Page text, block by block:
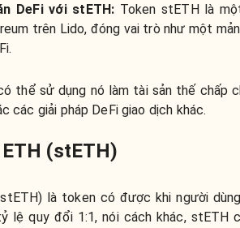
DeFi với stETH: Token stETH là
trên Lido, đóng vai trò như một
thể sử dụng nó làm tài sản thế chấp
các giải pháp DeFi giao dịch khác.
(stETH)
là token có được khi người
lệ quy đổi 1:1, nói cách khác, stETH